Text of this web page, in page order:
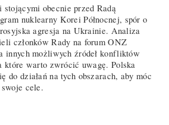
obecnie przed Radą
nuklearny Korei Północnej, spór o
agresja na Ukrainie. Analiza
członków Rady na forum ONZ
innych możliwych źródeł konfliktów
które warto zwrócić uwagę. Polska
do działań na tych obszarach, aby móc
cele.